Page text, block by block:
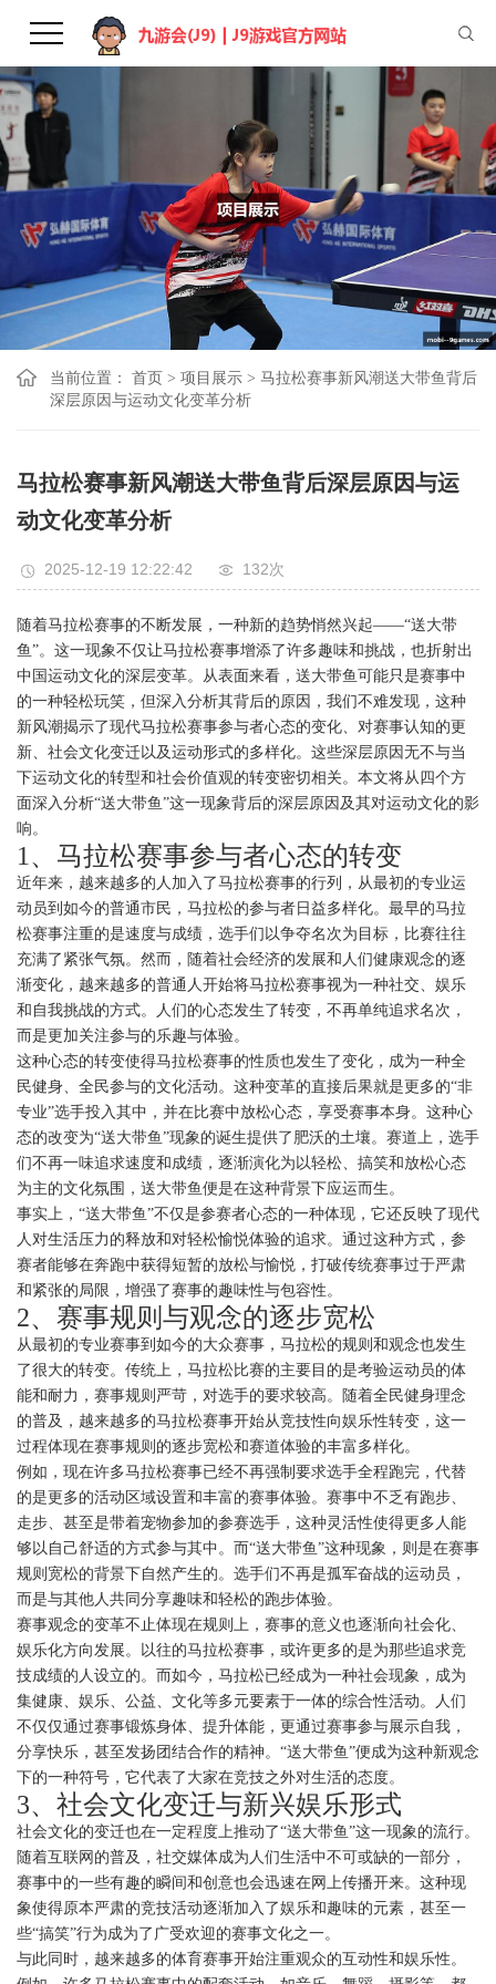
当前位置： 首页 > 项目展示 > 马拉松赛事新风潮送大带鱼背后
深层原因与运动文化变革分析
马拉松赛事新风潮送大带鱼背后深层原因与运
动文化变革分析
2025-12-19 12:22:42 132次
随着马拉松赛事的不断发展，一种新的趋势悄然兴起——“送大带
鱼”。这一现象不仅让马拉松赛事增添了许多趣味和挑战，也折射出
中国运动文化的深层变革。从表面来看，送大带鱼可能只是赛事中
的一种轻松玩笑，但深入分析其背后的原因，我们不难发现，这种
新风潮揭示了现代马拉松赛事参与者心态的变化、对赛事认知的更
新、社会文化变迁以及运动形式的多样化。这些深层原因无不与当
下运动文化的转型和社会价值观的转变密切相关。本文将从四个方
面深入分析“送大带鱼”这一现象背后的深层原因及其对运动文化的影
响。
1、马拉松赛事参与者心态的转变
近年来，越来越多的人加入了马拉松赛事的行列，从最初的专业运
动员到如今的普通市民，马拉松的参与者日益多样化。最早的马拉
松赛事注重的是速度与成绩，选手们以争夺名次为目标，比赛往往
充满了紧张气氛。然而，随着社会经济的发展和人们健康观念的逐
渐变化，越来越多的普通人开始将马拉松赛事视为一种社交、娱乐
和自我挑战的方式。人们的心态发生了转变，不再单纯追求名次，
而是更加关注参与的乐趣与体验。
这种心态的转变使得马拉松赛事的性质也发生了变化，成为一种全
民健身、全民参与的文化活动。这种变革的直接后果就是更多的“非
专业”选手投入其中，并在比赛中放松心态，享受赛事本身。这种心
态的改变为“送大带鱼”现象的诞生提供了肥沃的土壤。赛道上，选手
们不再一味追求速度和成绩，逐渐演化为以轻松、搞笑和放松心态
为主的文化氛围，送大带鱼便是在这种背景下应运而生。
事实上，“送大带鱼”不仅是参赛者心态的一种体现，它还反映了现代
人对生活压力的释放和对轻松愉悦体验的追求。通过这种方式，参
赛者能够在奔跑中获得短暂的放松与愉悦，打破传统赛事过于严肃
和紧张的局限，增强了赛事的趣味性与包容性。
2、赛事规则与观念的逐步宽松
从最初的专业赛事到如今的大众赛事，马拉松的规则和观念也发生
了很大的转变。传统上，马拉松比赛的主要目的是考验运动员的体
能和耐力，赛事规则严苛，对选手的要求较高。随着全民健身理念
的普及，越来越多的马拉松赛事开始从竞技性向娱乐性转变，这一
过程体现在赛事规则的逐步宽松和赛道体验的丰富多样化。
例如，现在许多马拉松赛事已经不再强制要求选手全程跑完，代替
的是更多的活动区域设置和丰富的赛事体验。赛事中不乏有跑步、
走步、甚至是带着宠物参加的参赛选手，这种灵活性使得更多人能
够以自己舒适的方式参与其中。而“送大带鱼”这种现象，则是在赛事
规则宽松的背景下自然产生的。选手们不再是孤军奋战的运动员，
而是与其他人共同分享趣味和轻松的跑步体验。
赛事观念的变革不止体现在规则上，赛事的意义也逐渐向社会化、
娱乐化方向发展。以往的马拉松赛事，或许更多的是为那些追求竞
技成绩的人设立的。而如今，马拉松已经成为一种社会现象，成为
集健康、娱乐、公益、文化等多元要素于一体的综合性活动。人们
不仅仅通过赛事锻炼身体、提升体能，更通过赛事参与展示自我，
分享快乐，甚至发扬团结合作的精神。“送大带鱼”便成为这种新观念
下的一种符号，它代表了大家在竞技之外对生活的态度。
3、社会文化变迁与新兴娱乐形式
社会文化的变迁也在一定程度上推动了“送大带鱼”这一现象的流行。
随着互联网的普及，社交媒体成为人们生活中不可或缺的一部分，
赛事中的一些有趣的瞬间和创意也会迅速在网上传播开来。这种现
象使得原本严肃的竞技活动逐渐加入了娱乐和趣味的元素，甚至一
些“搞笑”行为成为了广受欢迎的赛事文化之一。
与此同时，越来越多的体育赛事开始注重观众的互动性和娱乐性。